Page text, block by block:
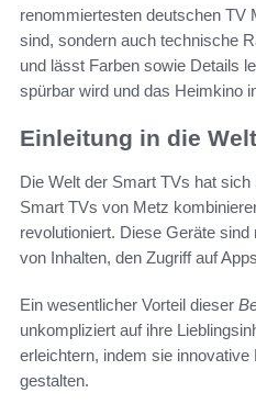
renommiertesten deutschen TV
sind, sondern auch technische
und lässt Farben sowie Details
spürbar wird und das Heimkino
Einleitung in die
Die Welt der Smart TVs hat
Smart TVs von Metz
revolutioniert. Diese Geräte
von Inhalten, den Zugriff auf
Ein wesentlicher Vorteil dieser
unkompliziert auf ihre
erleichtern, indem sie
gestalten.